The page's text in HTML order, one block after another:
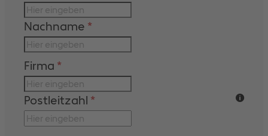
Nachname *
Firma *
Postleitzahl *